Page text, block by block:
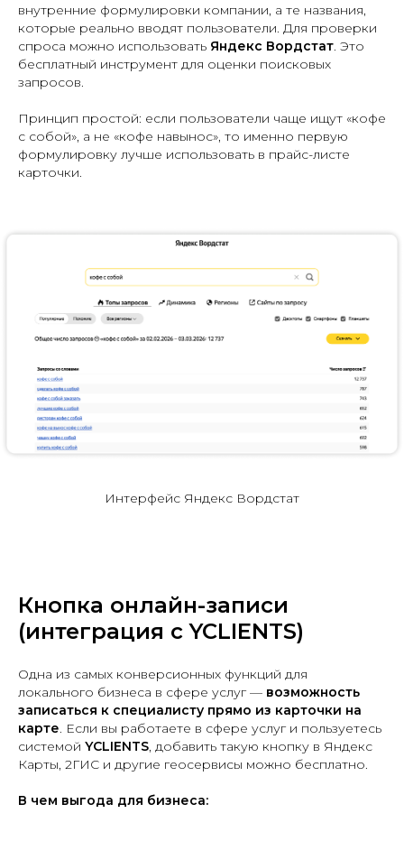
внутренние формулировки компании, а те названия,
которые реально вводят пользователи. Для проверки
спроса можно использовать Яндекс Вордстат . Это
бесплатный инструмент для оценки поисковых
запросов.
Принцип простой: если пользователи чаще ищут «кофе
с собой», а не «кофе навынос», то именно первую
формулировку лучше использовать в прайс-листе
карточки.
Интерфейс Яндекс Вордстат
Кнопка онлайн-записи
(интеграция с YCLIENTS)
Одна из самых конверсионных функций для
локального бизнеса в сфере услуг — возможность
записаться к специалисту прямо из карточки на
карте. Если вы работаете в сфере услуг и пользуетесь
системой YCLIENTS, добавить такую кнопку в Яндекс
Карты, 2ГИС и другие геосервисы можно бесплатно.
В чем выгода для бизнеса: